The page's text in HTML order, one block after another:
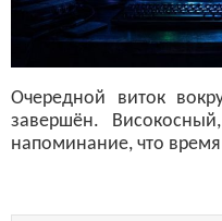
Очередной виток
завершён.
напоминание, что